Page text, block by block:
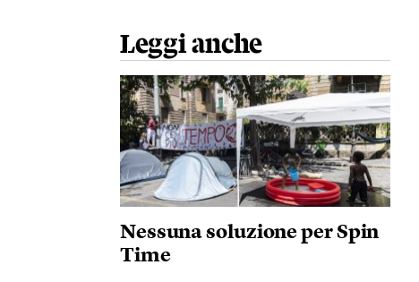
Leggi anche
Nessuna soluzione per Spin
Time